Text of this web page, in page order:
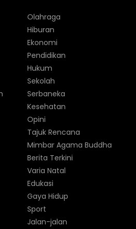
Olahraga
Hiburan
Ekonomi
Pendidikan
Hukum
Sekolah
Serbaneka
Kesehatan
Opini
Tajuk Rencana
Mimbar Agama Buddha
Berita Terkini
Varia Natal
Edukasi
Gaya Hidup
Sport
Jalan-jalan